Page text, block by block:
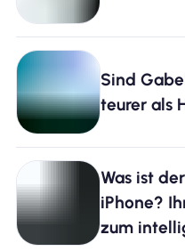
Sind
teurer als
Was ist
iPhone?
zum